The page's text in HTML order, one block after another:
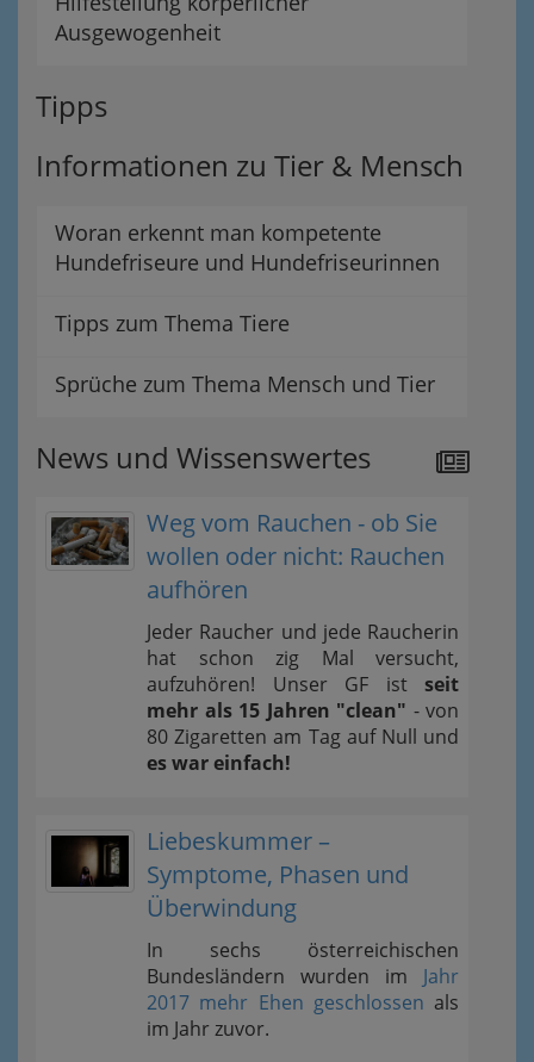
Ausgewogenheit
Tipps
Informationen zu Tier & Mensch
Woran erkennt man kompetente
Hundefriseure und Hundefriseurinnen
Tipps zum Thema Tiere
Sprüche zum Thema Mensch und Tier
News und Wissenswertes
Weg vom Rauchen - ob Sie
wollen oder nicht: Rauchen
aufhören
Jeder Raucher und jede Raucherin
hat schon zig Mal versucht,
aufzuhören! Unser GF ist seit
mehr als 15 Jahren "clean" - von
80 Zigaretten am Tag auf Null und
es war einfach!
Liebeskummer –
Symptome, Phasen und
Überwindung
In sechs österreichischen
Bundesländern wurden im Jahr
2017 mehr Ehen geschlossen als
im Jahr zuvor.